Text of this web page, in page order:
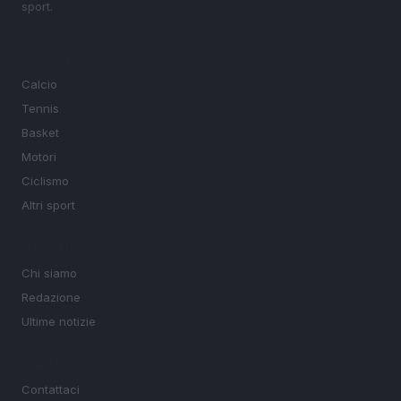
sport.
Calcio
Tennis
Basket
Motori
Ciclismo
Altri sport
Chi siamo
Redazione
Ultime notizie
Contattaci